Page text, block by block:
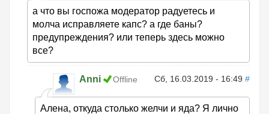
а что вы госпожа модератор радуетесь и
молча исправляете капс? а где баны?
предупреждения? или теперь здесь можно
все?
Anni Offline Сб, 16.03.2019 - 16:49 #
Алена, откуда столько желчи и яда? Я лично